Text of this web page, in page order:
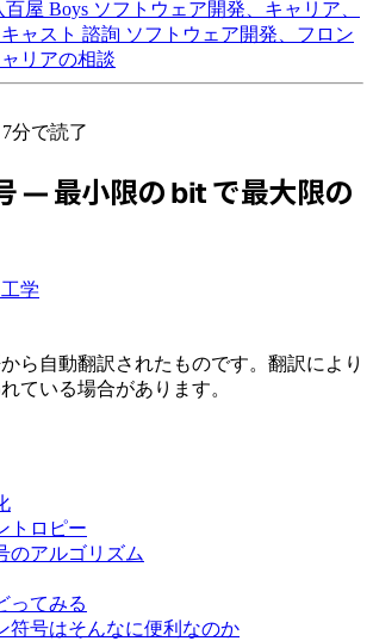
百屋 Boys ソフトウェア開発、キャリア、
ャスト 諮詢 ソフトウェア開発、フロン
リアの相談
7分で読了
— 最小限の bit で最大限の
学
ら自動翻訳されたものです。翻訳により
ている場合があります。
トロピー
のアルゴリズム
ってみる
符号はそんなに便利なのか